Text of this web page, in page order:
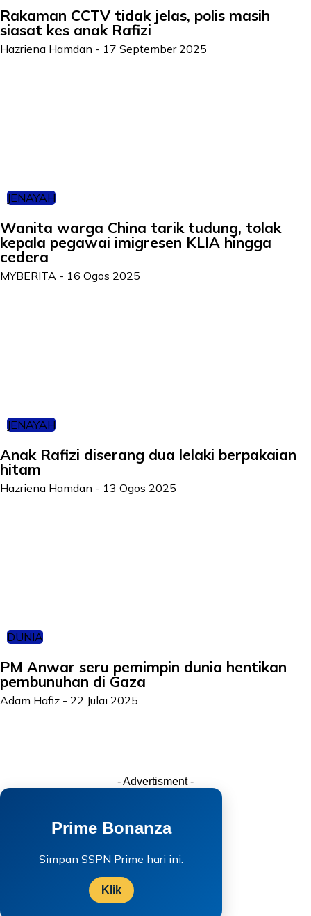
Rakaman CCTV tidak jelas, polis masih
siasat kes anak Rafizi
Hazriena Hamdan - 17 September 2025
JENAYAH
Wanita warga China tarik tudung, tolak
kepala pegawai imigresen KLIA hingga
cedera
MYBERITA - 16 Ogos 2025
JENAYAH
Anak Rafizi diserang dua lelaki berpakaian
hitam
Hazriena Hamdan - 13 Ogos 2025
DUNIA
PM Anwar seru pemimpin dunia hentikan
pembunuhan di Gaza
Adam Hafiz - 22 Julai 2025
- Advertisment -
Prime Bonanza
Simpan SSPN Prime hari ini.
Klik